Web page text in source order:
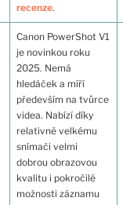
recenze.
Canon PowerShot V1
je novinkou roku
2025. Nemá
hledáček a míří
především na tvůrce
videa. Nabízí díky
relativně velkému
snímači velmi
dobrou obrazovou
kvalitu i pokročilé
možnosti záznamu